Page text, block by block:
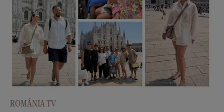
ROMÂNIA TV